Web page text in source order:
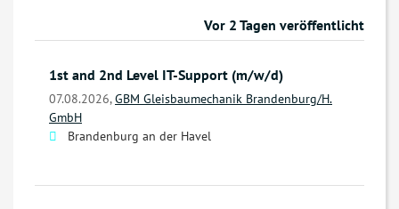
Vor 2 Tagen veröffentlicht
1st and 2nd Level IT-Support (m/w/d)
07.08.2026,GBM Gleisbaumechanik Brandenburg/H.
GmbH
Brandenburg an der Havel